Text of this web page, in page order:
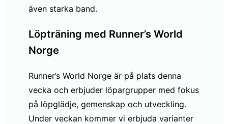
även starka band.
Löpträning med Runner’s World
Norge
Runner’s World Norge är på plats denna
vecka och erbjuder löpargrupper med fokus
på löpglädje, gemenskap och utveckling.
Under veckan kommer vi erbjuda varianter